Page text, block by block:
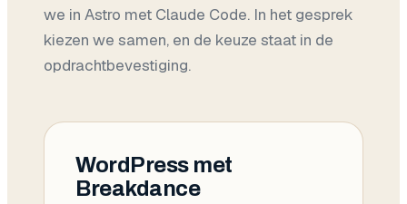
we in Astro met Claude Code. In het gesprek
kiezen we samen, en de keuze staat in de
opdrachtbevestiging.
WordPress met
Breakdance